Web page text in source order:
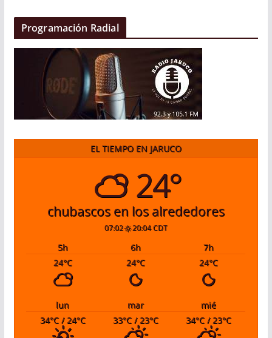
Programación Radial
EL TIEMPO EN JARUCO
24°
chubascos en los alrededores
07:02 20:04 CDT
5h 6h 7h
24°C 24°C 24°C
lun mar
mié
34°C/ 24°C 33°C/ 23°C 34°C/ 23°C